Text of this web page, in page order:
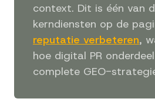
context. Dit is één van
kerndiensten op de
reputatie verbeteren,
hoe digital PR
complete GEO-